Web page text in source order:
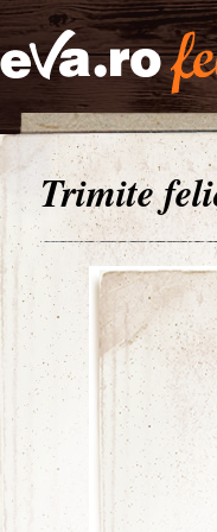
Trimite